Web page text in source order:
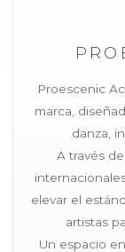
Proescenic
marca,
danza,
A través
elevar el
artistas
Un espacio